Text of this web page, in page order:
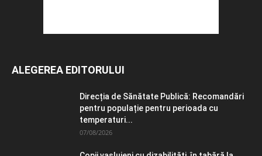
ALEGEREA EDITORULUI
Direcția de Sănătate Publică: Recomandări
pentru populație pentru perioada cu
temperaturi...
07/08/2026